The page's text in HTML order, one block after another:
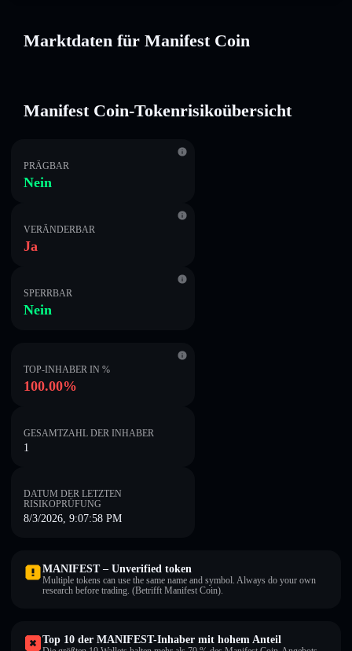
Marktdaten für Manifest Coin
Manifest Coin-Tokenrisikoübersicht
PRÄGBAR
Nein
VERÄNDERBAR
Ja
SPERRBAR
Nein
TOP-INHABER IN %
100.00%
GESAMTZAHL DER INHABER
1
DATUM DER LETZTEN
RISIKOPRÜFUNG
8/3/2026, 9:07:58 PM
MANIFEST – Unverified token
Multiple tokens can use the same name and symbol. Always do your own
research before trading. (Betrifft Manifest Coin).
Top 10 der MANIFEST-Inhaber mit hohem Anteil